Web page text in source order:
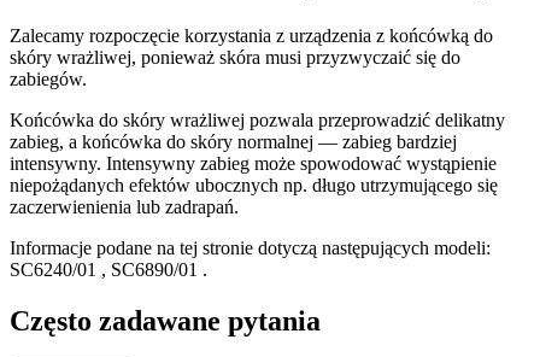
Zalecamy rozpoczęcie korzystania z urządzenia z końcówką do
skóry wrażliwej, ponieważ skóra musi przyzwyczaić się do
zabiegów.
Końcówka do skóry wrażliwej pozwala przeprowadzić delikatny
zabieg, a końcówka do skóry normalnej — zabieg bardziej
intensywny. Intensywny zabieg może spowodować wystąpienie
niepożądanych efektów ubocznych np. długo utrzymującego się
zaczerwienienia lub zadrapań.
Informacje podane na tej stronie dotyczą następujących modeli:
SC6240/01 , SC6890/01 .
Często zadawane pytania